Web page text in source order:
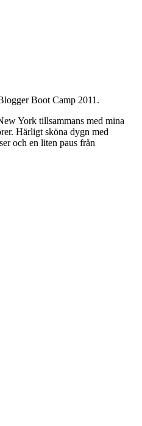
Boot Camp 2011.
York tillsammans med mina
Härligt sköna dygn med
och en liten paus från